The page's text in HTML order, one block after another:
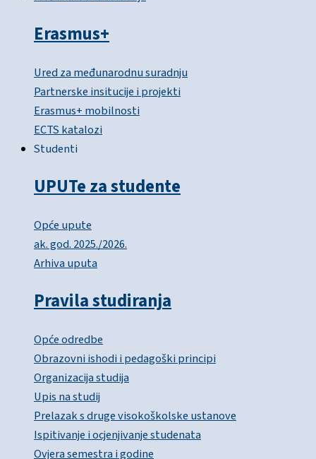
Erasmus+
Ured za međunarodnu suradnju
Partnerske insitucije i projekti
Erasmus+ mobilnosti
ECTS katalozi
Studenti
UPUTe za studente
Opće upute
ak. god. 2025./2026.
Arhiva uputa
Pravila studiranja
Opće odredbe
Obrazovni ishodi i pedagoški principi
Organizacija studija
Upis na studij
Prelazak s druge visokoškolske ustanove
Ispitivanje i ocjenjivanje studenata
Ovjera semestra i godine